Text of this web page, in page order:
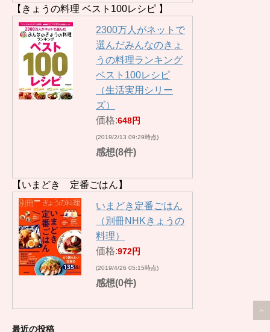
【きょうの料理 ベスト100レシピ 】
2300万人がネットで
選んだみんなのきょ
うの料理ランキング
ベスト100レシピ
（生活実用シリー
ズ）
価格:648円
(2019/2/13 09:29時点)
感想(8件)
【いまどき 定番ごはん】
いまどき定番ごはん
（別冊NHKきょうの
料理）
価格:972円
(2019/4/26 05:15時点)
感想(0件)
最近の投稿